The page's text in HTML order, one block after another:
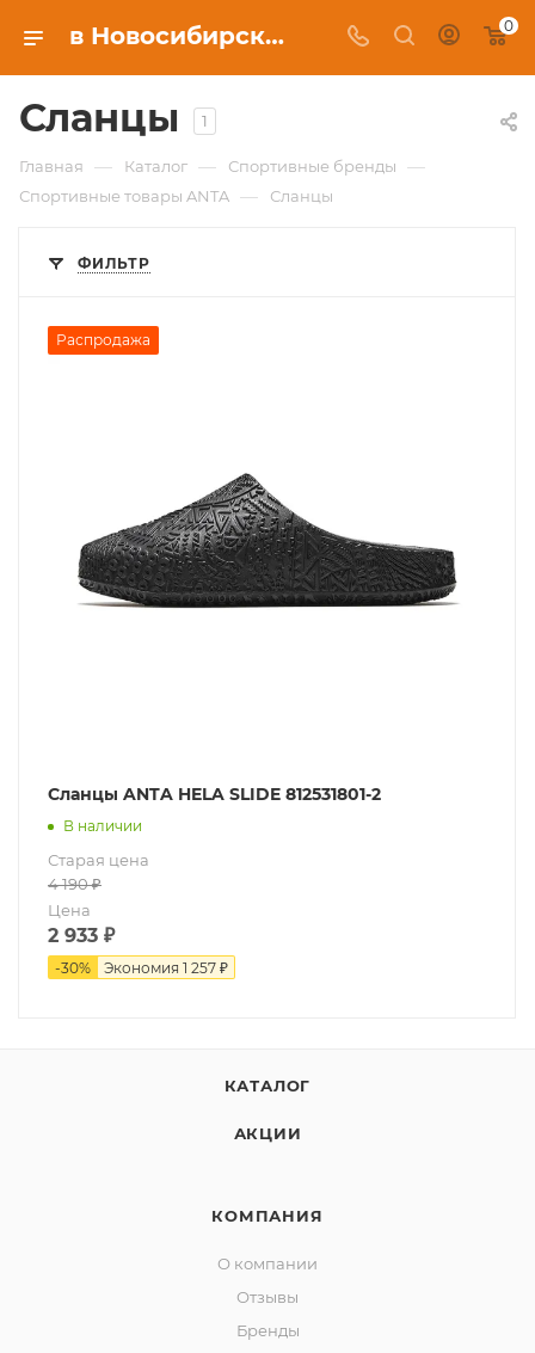
в Новосибирске, купить в интернет-магазине c бесплатной доставкой 0
Сланцы 1
Главная — Каталог — Спортивные бренды —
Спортивные товары ANTA — Сланцы
ФИЛЬТР
Распродажа
Сланцы ANTA HELA SLIDE 812531801-2
В наличии
Старая цена
4 190₽
Цена
2 933 ₽
-30% Экономия 1 257 ₽
КАТАЛОГ
АКЦИИ
КОМПАНИЯ
О компании
Отзывы
Бренды